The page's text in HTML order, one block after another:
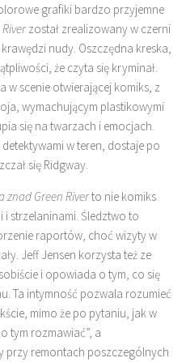
grafiki bardzo przyjemne
został zrealizowany w czerni
nudy. Oszczędna kreska,
że czyta się kryminał.
w scenie otwierającej komiks, z
wymachującym plastikowymi
się na twarzach i emocjach.
w teren, dostaje po
się Ridgway.
znad Green Riverto nie komiks
strzelaninami. Śledztwo to
raportów, choć wizyty w
Jeff Jensen korzysta też ze
i opowiada o tym, co się
Ta intymność pozwala rozumieć
mimo że po pytaniu, jak w
tym rozmawiać”, a
przy remontach poszczególnych